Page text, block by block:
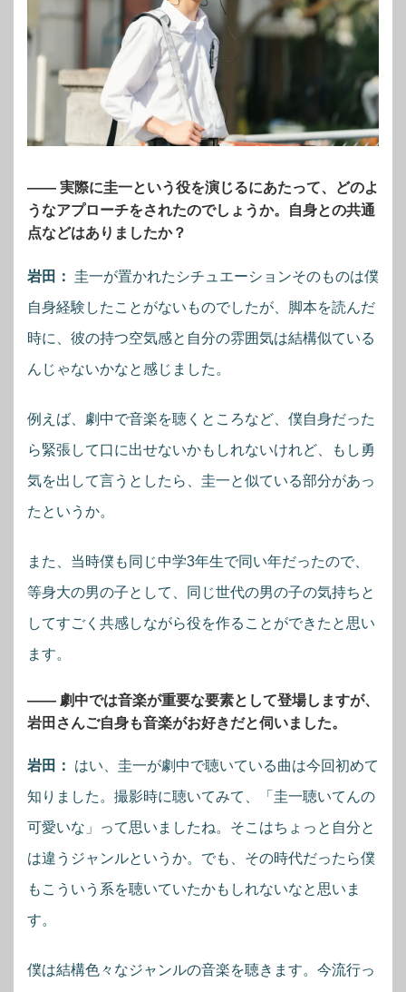
―― 実際に圭一という役を演じるにあたって、どのよ
うなアプローチをされたのでしょうか。自身との共通
点などはありましたか？
岩田： 圭一が置かれたシチュエーションそのものは僕
自身経験したことがないものでしたが、脚本を読んだ
時に、彼の持つ空気感と自分の雰囲気は結構似ている
んじゃないかなと感じました。
例えば、劇中で音楽を聴くところなど、僕自身だった
ら緊張して口に出せないかもしれないけれど、もし勇
気を出して言うとしたら、圭一と似ている部分があっ
たというか。
また、当時僕も同じ中学3年生で同い年だったので、
等身大の男の子として、同じ世代の男の子の気持ちと
してすごく共感しながら役を作ることができたと思い
ます。
―― 劇中では音楽が重要な要素として登場しますが、
岩田さんご自身も音楽がお好きだと伺いました。
岩田：
はい、圭一が劇中で聴いている曲は今回初めて
知りました。撮影時に聴いてみて、「圭一聴いてんの
可愛いな」って思いましたね。そこはちょっと自分と
は違うジャンルというか。でも、その時代だったら僕
もこういう系を聴いていたかもしれないなと思いま
す。
僕は結構色々なジャンルの音楽を聴きます。今流行っ